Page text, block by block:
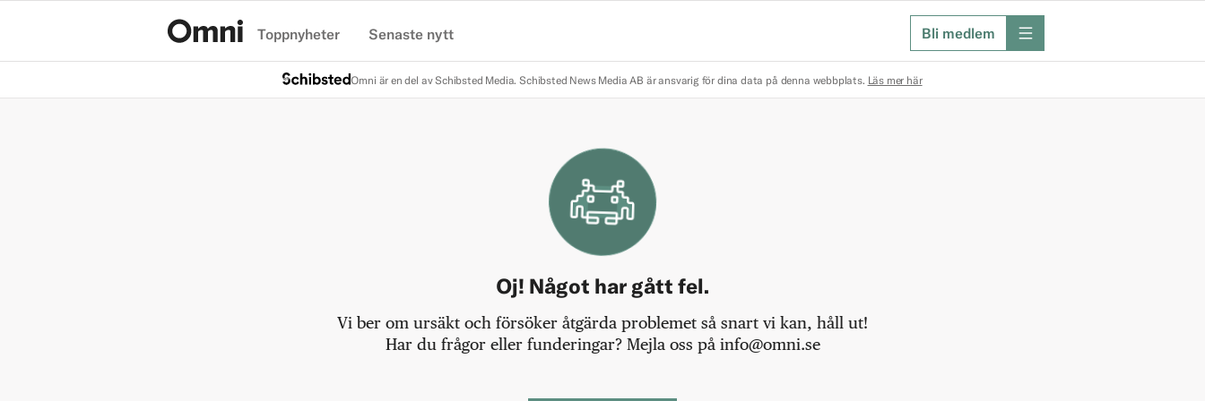
Toppnyheter Senaste nytt Bli medlem meny
Omni är en del av Schibsted Media. Schibsted News Media AB är ansvarig för dina data på denna webbplats. Läs mer här
Oj! Något har gått fel.
Vi ber om ursäkt och försöker åtgärda problemet så snart vi kan, håll ut!
Har du frågor eller funderingar? Mejla oss på info@omni.se